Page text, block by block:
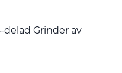
delad Grinder av